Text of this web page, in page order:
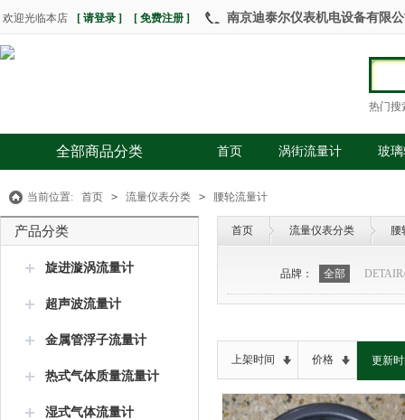
欢迎光临本店 [ 请登录 ] [ 免费注册 ] 南京迪泰尔仪表机电设备有限
热门搜
全部商品分类 首页 涡街流量计 玻
当前位置: 首页 > 流量仪表分类 > 腰轮流量计
产品分类
旋进漩涡流量计
超声波流量计
金属管浮子流量计
热式气体质量流量计
湿式气体流量计
首页 流量仪表分类 腰
品牌： 全部
上架时间 价格 更新